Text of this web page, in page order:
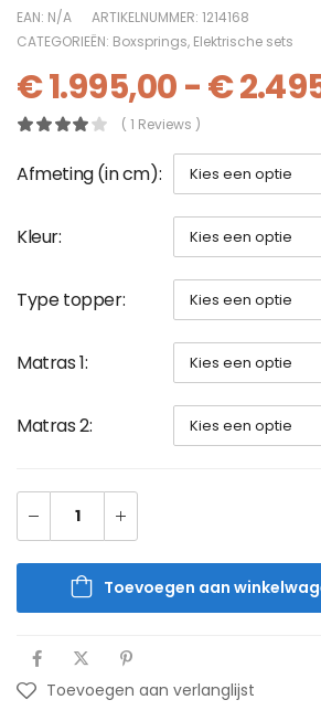
EAN: N/A ARTIKELNUMMER: 1214168
CATEGORIEËN: Boxsprings, Elektrische sets
€1.995,00-€
( 1 Reviews )
Afmeting (in cm)
Kleur
Type topper
Matras 1
Matras 2
Toevoegen aan
Toevoegen aan verlanglijst